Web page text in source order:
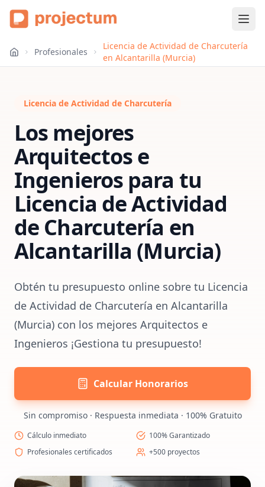
Profesionales
Licencia de Actividad de Charcutería
en Alcantarilla (Murcia)
Licencia de Actividad de Charcutería
Los mejores
Arquitectos e
Ingenieros para tu
Licencia de Actividad
de Charcutería en
Alcantarilla (Murcia)
Obtén tu presupuesto online sobre tu Licencia
de Actividad de Charcutería en Alcantarilla
(Murcia) con los mejores Arquitectos e
Ingenieros ¡Gestiona tu presupuesto!
Calcular Honorarios
Sin compromiso · Respuesta inmediata · 100% Gratuito
Cálculo inmediato
100% Garantizado
Profesionales certificados
+500 proyectos